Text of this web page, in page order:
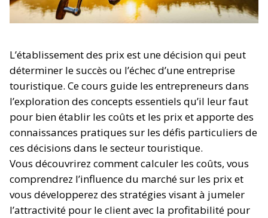
L’établissement des prix est une décision qui peut
déterminer le succès ou l’échec d’une entreprise
touristique. Ce cours guide les entrepreneurs dans
l’exploration des concepts essentiels qu’il leur faut
pour bien établir les coûts et les prix et apporte des
connaissances pratiques sur les défis particuliers de
ces décisions dans le secteur touristique.
Vous découvrirez comment calculer les coûts, vous
comprendrez l’influence du marché sur les prix et
vous développerez des stratégies visant à jumeler
l’attractivité pour le client avec la profitabilité pour